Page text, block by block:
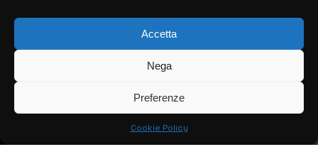
Accetta
Nega
Preferenze
Cookie Policy